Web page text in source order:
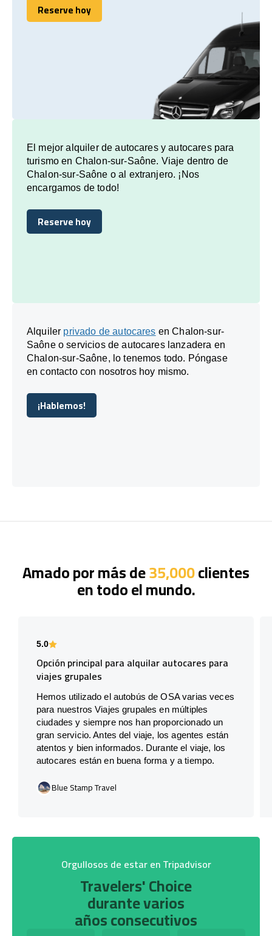
Reserve hoy
Reserve hoy
El mejor alquiler de autocares y autocares para
turismo en Chalon-sur-Saône. Viaje dentro de
Chalon-sur-Saône o al extranjero. ¡Nos
encargamos de todo!
Reserve hoy
Reserve hoy
Alquiler privado de autocares en Chalon-sur-
Saône o servicios de autocares lanzadera en
Chalon-sur-Saône, lo tenemos todo. Póngase
en contacto con nosotros hoy mismo.
¡Hablemos!
¡Hablemos!
Amado por más de35,000clientes
en todo el mundo.
5.0
Opción principal para alquilar autocares para
viajes grupales
Hemos utilizado el autobús de OSA varias veces
para nuestros Viajes grupales en múltiples
ciudades y siempre nos han proporcionado un
gran servicio. Antes del viaje, los agentes están
atentos y bien informados. Durante el viaje, los
autocares están en buena forma y a tiempo.
Blue Stamp Travel
Orgullosos de estar en Tripadvisor
Travelers' Choice
durante varios
años consecutivos